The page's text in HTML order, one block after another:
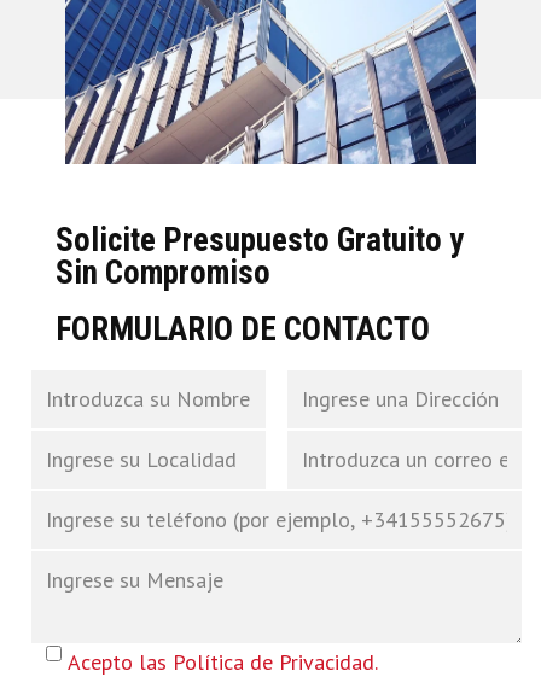
Solicite Presupuesto Gratuito y
Sin Compromiso
FORMULARIO DE CONTACTO
Acepto las Política de Privacidad.